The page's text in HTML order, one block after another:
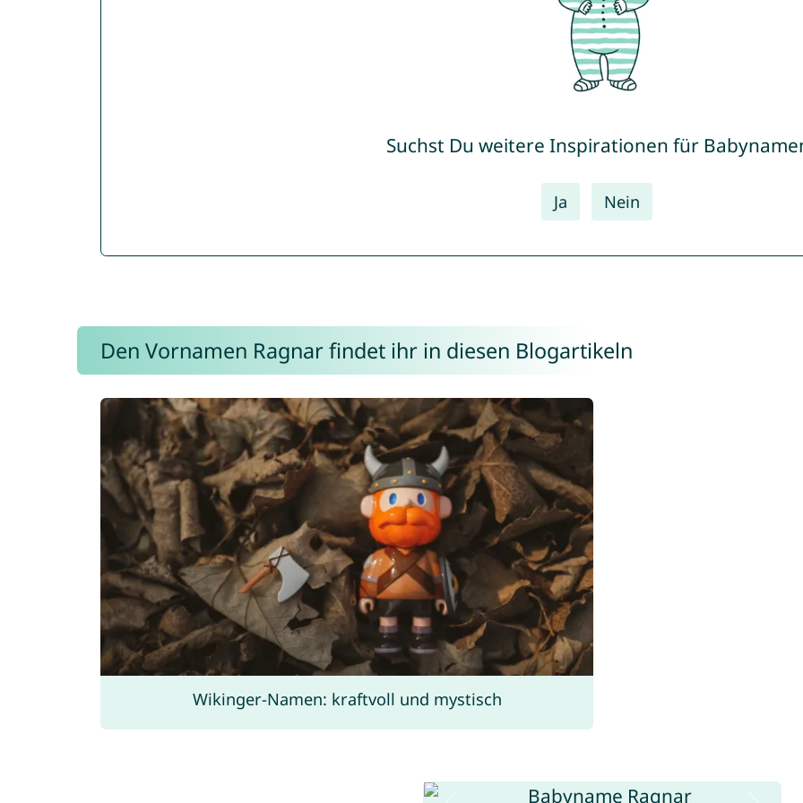
Suchst Du weitere Inspirationen für
Ja Nein
Den Vornamen Ragnar findet ihr in diesen Blogartikeln
Wikinger-Namen: kraftvoll und mystisch